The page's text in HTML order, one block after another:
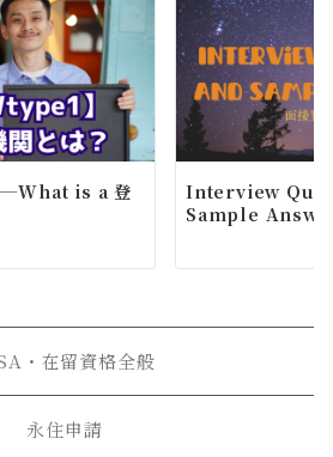
is a 登
Interview
Sample
・在留資格全般
永住申請